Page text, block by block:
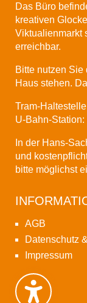
Das Büro
kreativen
Viktualienmarkt
erreichbar.
Bitte nutzen
Haus stehen.
Tram-
U-Bahn-
In der Hans-
und
bitte möglichst
AGB
Datenschutz
Impressum